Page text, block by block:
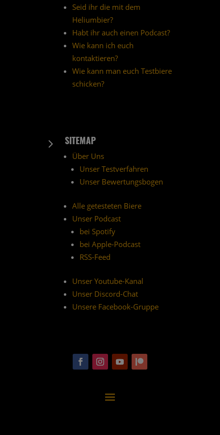
Seid ihr die mit dem
Heliumbier?
Habt ihr auch einen Podcast?
Wie kann ich euch
kontaktieren?
Wie kann man euch Testbiere
schicken?
5 SITEMAP
Über Uns
Unser Testverfahren
Unser Bewertungsbogen
Alle getesteten Biere
Unser Podcast
bei Spotify
bei Apple-Podcast
RSS-Feed
Unser Youtube-Kanal
Unser Discord-Chat
Unsere Facebook-Gruppe